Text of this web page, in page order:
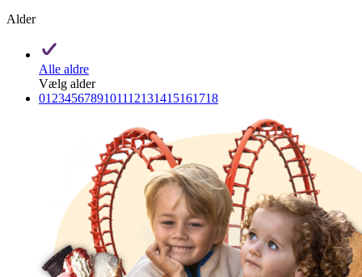
Alder
Alle aldre
Vælg alder
0123456789101112131415161718